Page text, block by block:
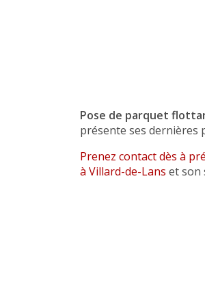
Pose de parquet
présente ses dernières
Prenez contact dès à
à Villard-de-Lans et son